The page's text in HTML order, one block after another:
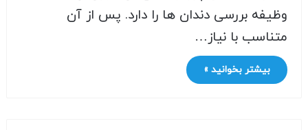
وظیفه بررسی دندان ها را دارد. پس از آن
متناسب با نیاز…
بیشتر بخوانید »